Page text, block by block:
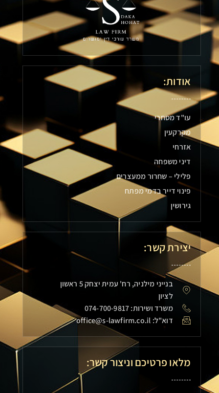
אודות:
עו"ד מסחרי
מקרקעין
אזרחי
דיני משפחה
פלילי – שחרור ממעצרים
פינוי דייר בדמי מפתח
גירושין
יצירת קשר:
בנייני מילניה, רח' עמית יצחק 5 ראשון
לציון
משרד ושירות: 074-700-9817
דוא"ל: office@s-lawfirm.co.il
מלאו פרטיכם וניצור קשר: